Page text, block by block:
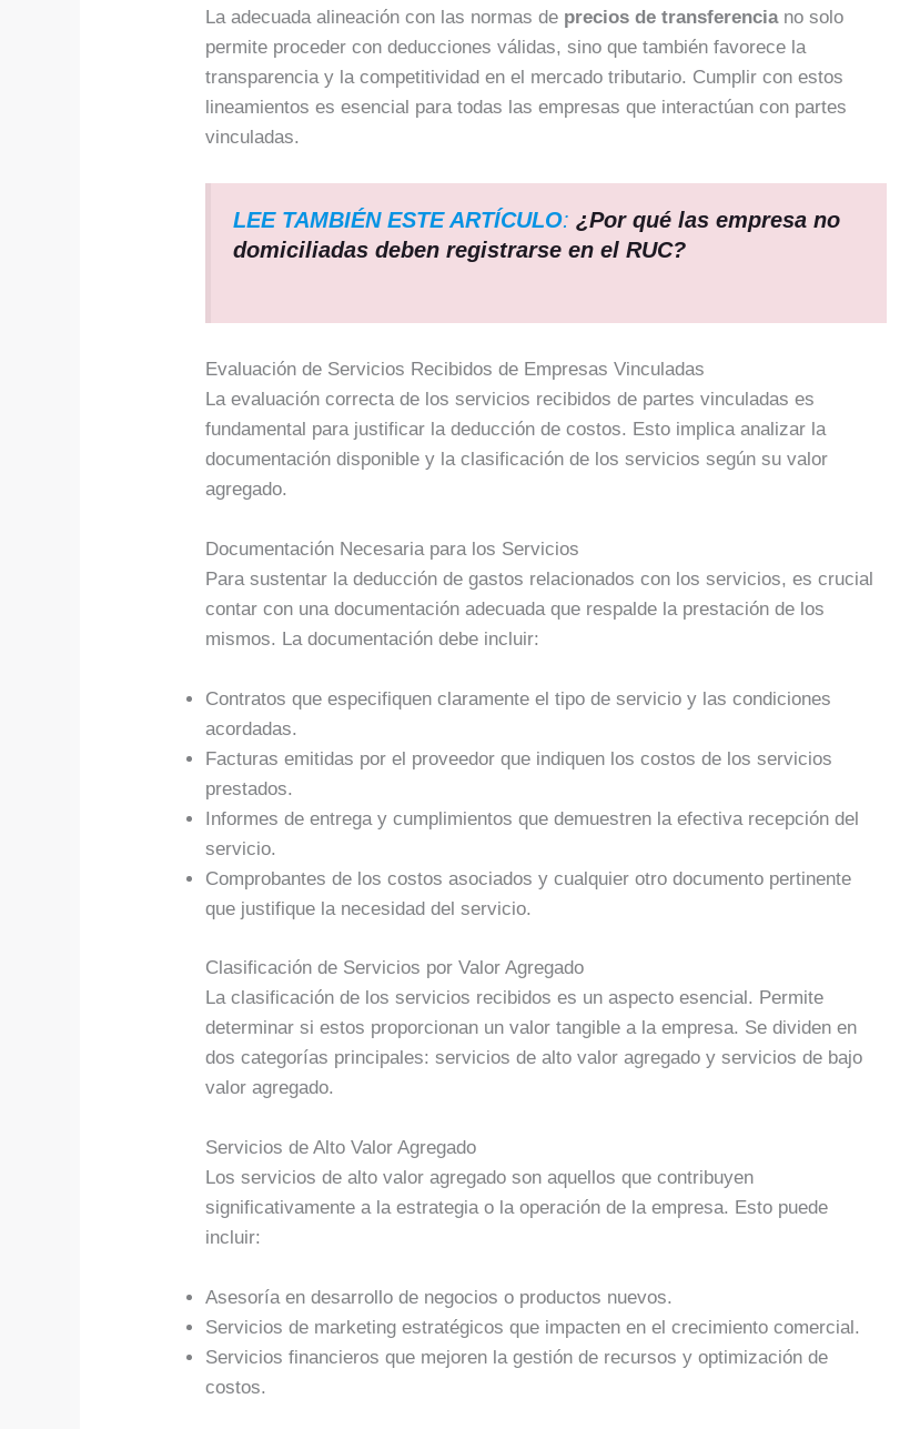
La adecuada alineación con las normas de precios de transferenciano solo
permite proceder con deducciones válidas, sino que también favorece la
transparencia y la competitividad en el mercado tributario. Cumplir con estos
lineamientos es esencial para todas las empresas que interactúan con partes
vinculadas.
LEE TAMBIÉN ESTE ARTÍCULO:¿Por qué las empresa no
domiciliadas deben registrarse en el RUC?
Evaluación de Servicios Recibidos de Empresas Vinculadas
La evaluación correcta de los servicios recibidos de partes vinculadas es
fundamental para justificar la deducción de costos. Esto implica analizar la
documentación disponible y la clasificación de los servicios según su valor
agregado.
Documentación Necesaria para los Servicios
Para sustentar la deducción de gastos relacionados con los servicios, es crucial
contar con una documentación adecuada que respalde la prestación de los
mismos. La documentación debe incluir:
Contratos que especifiquen claramente el tipo de servicio y las condiciones
acordadas.
Facturas emitidas por el proveedor que indiquen los costos de los servicios
prestados.
Informes de entrega y cumplimientos que demuestren la efectiva recepción del
servicio.
Comprobantes de los costos asociados y cualquier otro documento pertinente
que justifique la necesidad del servicio.
Clasificación de Servicios por Valor Agregado
La clasificación de los servicios recibidos es un aspecto esencial. Permite
determinar si estos proporcionan un valor tangible a la empresa. Se dividen en
dos categorías principales: servicios de alto valor agregado y servicios de bajo
valor agregado.
Servicios de Alto Valor Agregado
Los servicios de alto valor agregado son aquellos que contribuyen
significativamente a la estrategia o la operación de la empresa. Esto puede
incluir:
Asesoría en desarrollo de negocios o productos nuevos.
Servicios de marketing estratégicos que impacten en el crecimiento comercial.
Servicios financieros que mejoren la gestión de recursos y optimización de
costos.